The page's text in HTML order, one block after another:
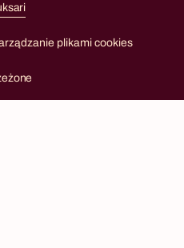
plikami cookies